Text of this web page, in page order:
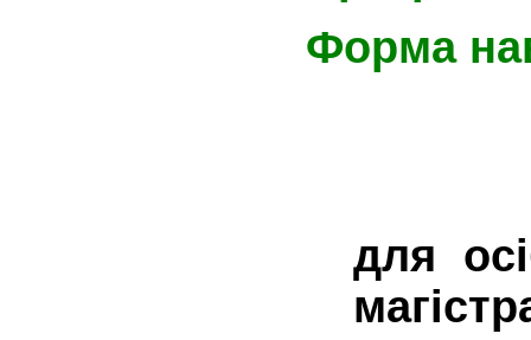
Форма
для